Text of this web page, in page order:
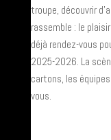
troupe, découvrir
rassemble : le
déjà rendez-vous
2025-2026. La
cartons, les
vous.